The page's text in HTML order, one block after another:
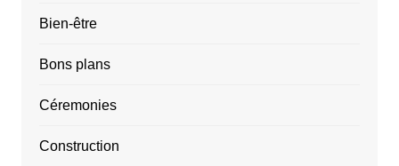
Bien-être
Bons plans
Céremonies
Construction